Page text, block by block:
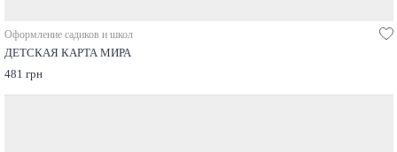
Оформление садиков и школ
ДЕТСКАЯ КАРТА МИРА
481 грн